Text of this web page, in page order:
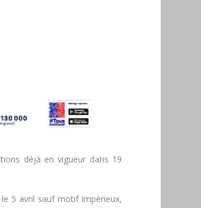
déjà en vigueur dans 19
5 avril sauf motif impérieux,